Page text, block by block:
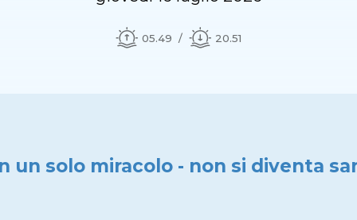
05.49 20.51
un solo miracolo - non si diventa